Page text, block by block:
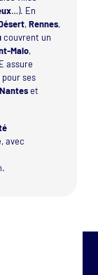
…). En
,Rennes,
couvrent un
Malo,
assure
ses
Nanteset
avec